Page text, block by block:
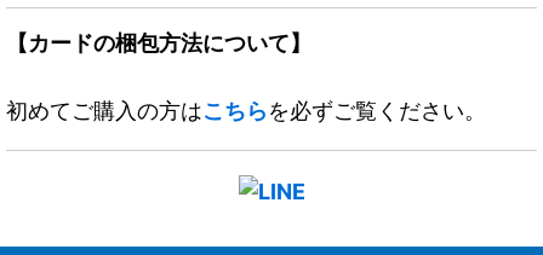
【カードの梱包方法について】
初めてご購入の方はこちらを必ずご覧ください。